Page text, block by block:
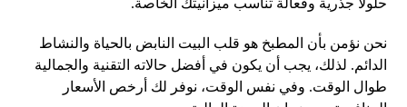
حلولا جذرية وفعالة تناسب ميزانيتك الخاصة.
نحن نؤمن بأن المطبخ هو قلب البيت النابض بالحياة والنشاط
الدائم. لذلك، يجب أن يكون في أفضل حالاته التقنية والجمالية
طوال الوقت. وفي نفس الوقت، نوفر لك أرخص الأسعار